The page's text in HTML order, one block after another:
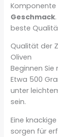
Geschmack
beste
Qualität der
Oliven
Beginnen
Etwa 500
unter
sein.
Eine knackige
sorgen für